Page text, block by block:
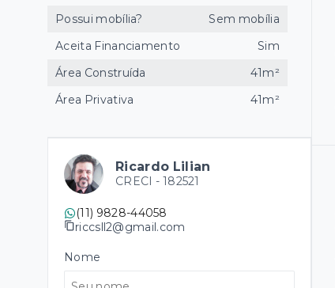
Possui mobília?
Sem mobília
Aceita Financiamento
Sim
Área Construída
41m²
Área Privativa
41m²
Ricardo Lilian
CRECI - 182521
(11) 9828-44058
riccsll2@gmail.com
Nome